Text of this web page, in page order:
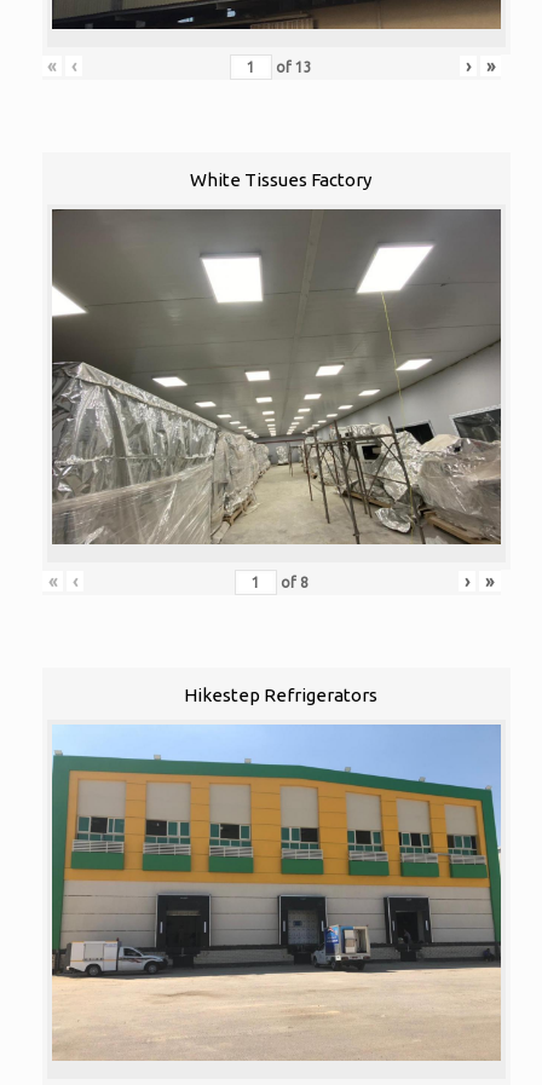
« ‹ of 13 › »
White Tissues Factory
« ‹ of 8 › »
Hikestep Refrigerators